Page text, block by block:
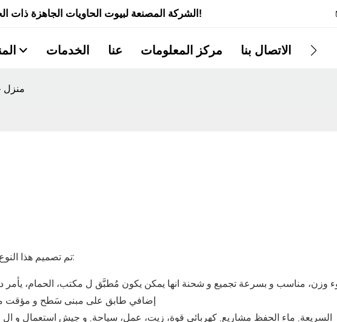
شركة Quick Smart House - الشركة المصنعة لبيوت الحاويات الجاهزة ذات الخبرة لأكثر من 20 عامًا!
الخدمات عنا مركز المعلومات الاتصال بنا فيديو
منزل
تم تصميم هذا النوع من المنازل وفقًا لمواصفات وأسلوب حاويات الشحن:
إضافي طابق على مبنى سَطح و مؤقت
السريعة, ماء الحفظ مشاريع, كهربائي قوة، زيت، عمل، سياحة, و جيش استعمال و